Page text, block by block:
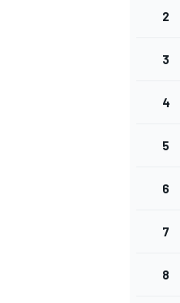
2
3
4
5
6
7
8